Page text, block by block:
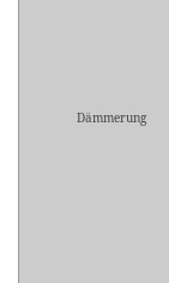
Dämmerung